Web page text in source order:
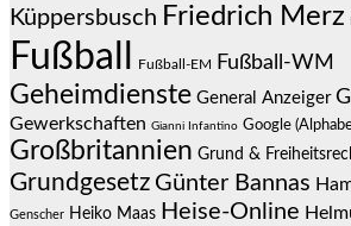
Küppersbusch Friedrich Merz
Fußball Fußball-EM Fußball-WM
Geheimdienste General Anzeiger
Gewerkschaften Gianni Infantino Google
Großbritannien Grund &
Grundgesetz Günter Bannas
Genscher Heiko Maas Heise-Online